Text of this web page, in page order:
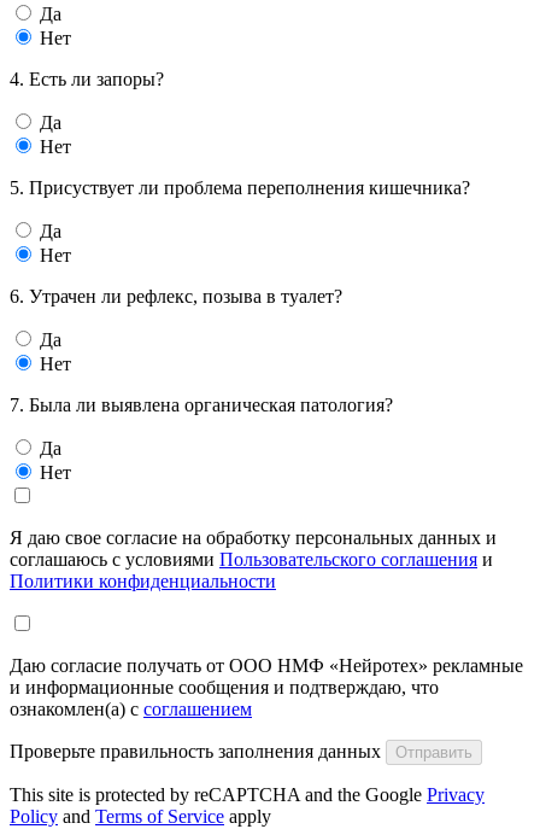
Да
Нет
4. Есть ли запоры?
Да
Нет
5. Присуствует ли проблема переполнения кишечника?
Да
Нет
6. Утрачен ли рефлекс, позыва в туалет?
Да
Нет
7. Была ли выявлена органическая патология?
Да
Нет
Я даю свое согласие на обработку персональных данных и
соглашаюсь с условиями Пользовательского соглашения и
Политики конфиденциальности
Даю согласие получать от ООО НМФ «Нейротех» рекламные
и информационные сообщения и подтверждаю, что
ознакомлен(а) с соглашением
Проверьте правильность заполнения данных Отправить
This site is protected by reCAPTCHA and the Google Privacy
Policy and Terms of Service apply